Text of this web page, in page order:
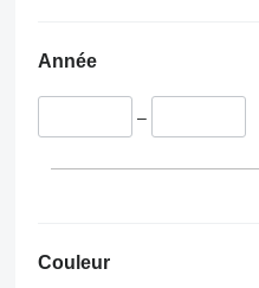
Année
–
Couleur